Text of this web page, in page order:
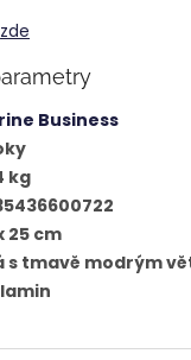
zde
Business
kg
25 cm
s tmavě modrým